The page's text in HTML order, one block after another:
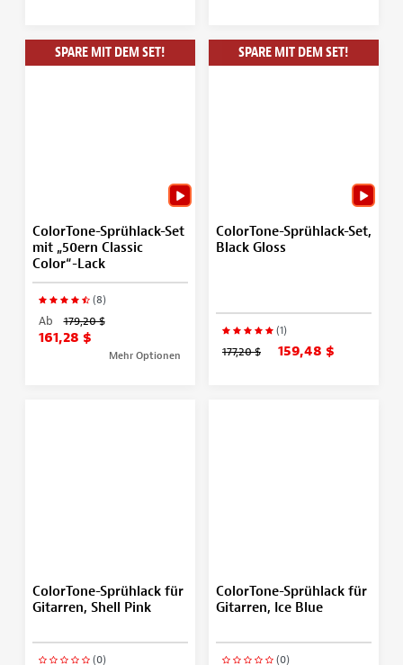
SPARE MIT DEM SET!
ColorTone-Sprühlack-Set
mit „50ern Classic
Color“-Lack
(8)
Ab 179,20 $
161,28 $
Mehr Optionen
SPARE MIT DEM SET!
ColorTone-Sprühlack-Set,
Black Gloss
(1)
177,20 $ 159,48 $
ColorTone-Sprühlack für
Gitarren, Shell Pink
(0)
ColorTone-Sprühlack für
Gitarren, Ice Blue
(0)